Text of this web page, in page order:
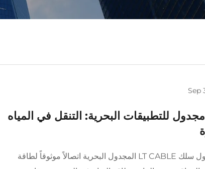
Sep
للتطبيقات البحرية: التنقل في المياه
توفر حلول سلك LT CABLE المجدول البحرية اتصالاً موثوقاً لطاقة